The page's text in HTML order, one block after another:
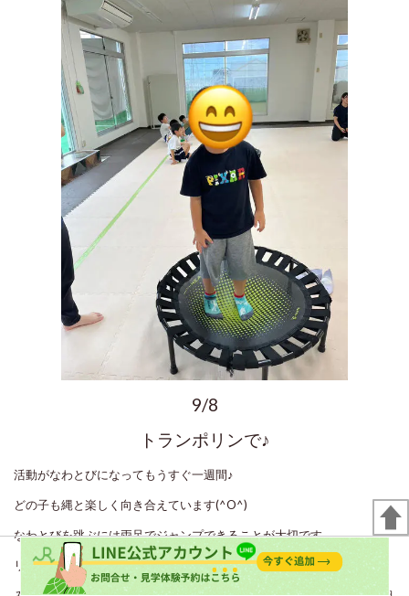
9/8
トランポリンで♪
活動がなわとびになってもうすぐ一週間♪
どの子も縄と楽しく向き合えています(^O^)
なわとびを跳ぶには両足でジャンプできることが大切です。
リノでは段階に合わせてトランポリンを取り入れています！